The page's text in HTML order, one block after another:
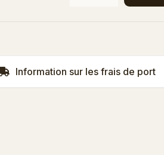
Information sur les frais de port